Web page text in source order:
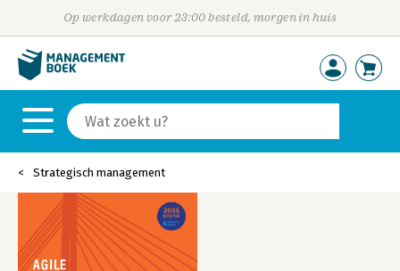
Op werkdagen voor 23:00 besteld, morgen in huis
Strategisch management